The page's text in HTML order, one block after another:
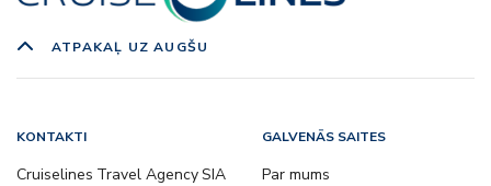
ATPAKAĻ UZ AUGŠU
KONTAKTI
Cruiselines Travel Agency SIA
GALVENĀS SAITES
Par mums